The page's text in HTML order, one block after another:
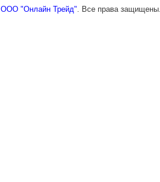
ООО "Онлайн Трейд". Все права